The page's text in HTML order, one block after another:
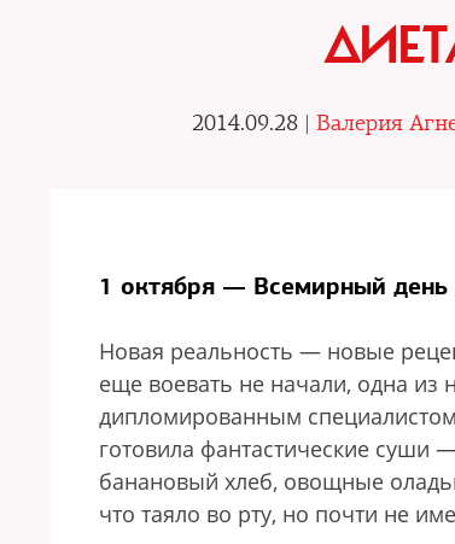
2014.09.28 | Валерия
1 октября — Всемирный день
Новая реальность — новые
еще воевать не начали, одна из
дипломированным
готовила фантастические суши
банановый хлеб, овощные
что таяло во рту, но почти не